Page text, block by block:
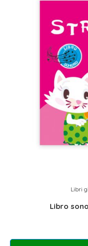
Libri
Libro